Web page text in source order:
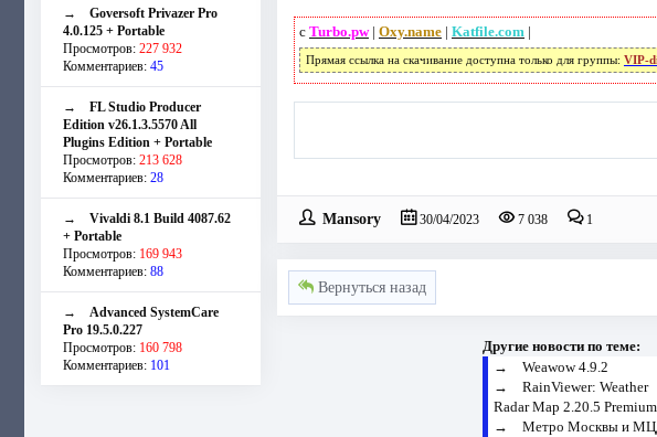
→ Goversoft Privazer Pro
4.0.125 + Portable
Просмотров: 227 932
Комментариев: 45
→ FL Studio Producer
Edition v26.1.3.5570 All
Plugins Edition + Portable
Просмотров: 213 628
Комментариев: 28
→ Vivaldi 8.1 Build 4087.62
+ Portable
Просмотров: 169 943
Комментариев: 88
→ Advanced SystemCare
Pro 19.5.0.227
Просмотров: 160 798
Комментариев: 101
с Turbo.pw| Oxy.name| Katfile.com |
Прямая ссылка на скачивание доступна только для группы: VIP-
Mansory 30/04/2023 7 038 1
Вернуться назад
Другие новости по теме:
→ Weawow 4.9.2
→ RainViewer: Weather
Radar Map 2.20.5 Premium
→ Метро Москвы и